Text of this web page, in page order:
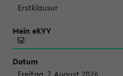
Erstklausur